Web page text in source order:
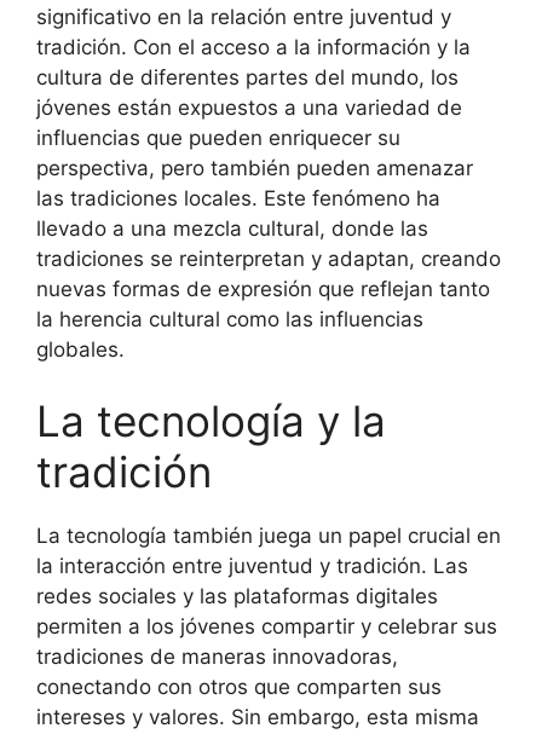
significativo en la relación entre juventud y
tradición. Con el acceso a la información y la
cultura de diferentes partes del mundo, los
jóvenes están expuestos a una variedad de
influencias que pueden enriquecer su
perspectiva, pero también pueden amenazar
las tradiciones locales. Este fenómeno ha
llevado a una mezcla cultural, donde las
tradiciones se reinterpretan y adaptan, creando
nuevas formas de expresión que reflejan tanto
la herencia cultural como las influencias
globales.
La tecnología y la
tradición
La tecnología también juega un papel crucial en
la interacción entre juventud y tradición. Las
redes sociales y las plataformas digitales
permiten a los jóvenes compartir y celebrar sus
tradiciones de maneras innovadoras,
conectando con otros que comparten sus
intereses y valores. Sin embargo, esta misma